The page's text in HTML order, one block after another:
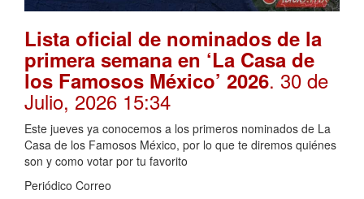
Lista oficial de nominados de la
primera semana en ‘La Casa de
los Famosos México’ 2026. 30 de
Julio, 2026 15:34
Este jueves ya conocemos a los primeros nominados de La
Casa de los Famosos México, por lo que te diremos quiénes
son y como votar por tu favorito
Periódico Correo